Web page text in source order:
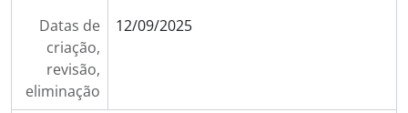
Datas de
criação,
revisão,
eliminação
12/09/2025